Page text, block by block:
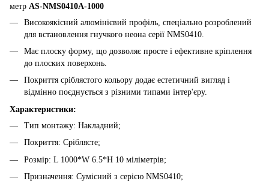
метр AS-NMS0410A-1000
Високоякісний алюмінієвий профіль, спеціально розроблений
для встановлення гнучкого неона серії NMS0410.
Має плоску форму, що дозволяє просте і ефективне кріплення
до плоских поверхонь.
Покриття сріблястого кольору додає естетичний вигляд і
відмінно поєднується з різними типами інтер'єру.
Характеристики:
Тип монтажу: Накладний;
Покриття: Сріблясте;
Розмір: L 1000*W 6.5*H 10 міліметрів;
Призначення: Сумісний з серією NMS0410;